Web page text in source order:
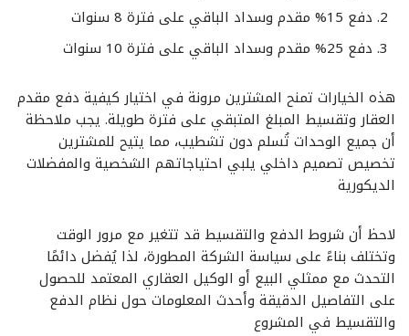
دفع 15% مقدم وسداد الباقي على فترة 8 سنوات
دفع 25% مقدم وسداد الباقي على فترة 10 سنوات
هذه الخيارات تمنح المشترين مرونة في اختيار كيفية دفع مقدم
العقار وتقسيط المبلغ المتبقي على فترة طويلة. يجب ملاحظة
أن جميع الوحدات تُسلم دون تشطيب، مما يتيح للمشترين
تخصيص تصميم داخلي يلبي احتياجاتهم الشخصية والمفضلات
الديكورية
لاحظ أن شروط الدفع والتقسيط قد تتغير مع مرور الوقت
وتختلف بناءً على سياسة الشركة المطورة، لذا يُفضل دائمًا
التحدث مع ممثلي البيع أو الوكيل العقاري المعتمد للحصول
على التفاصيل الدقيقة وأحدث المعلومات حول نظام الدفع
والتقسيط في المشروع